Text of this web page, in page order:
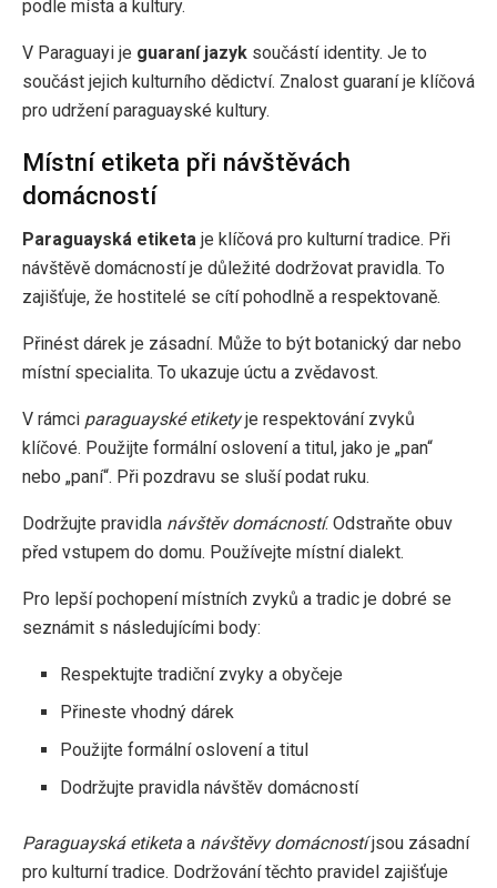
podle místa a kultury.
V Paraguayi je guaraní jazyk součástí identity. Je to
součást jejich kulturního dědictví. Znalost guaraní je klíčová
pro udržení paraguayské kultury.
Místní etiketa při návštěvách
domácností
Paraguayská etiketa je klíčová pro kulturní tradice. Při
návštěvě domácností je důležité dodržovat pravidla. To
zajišťuje, že hostitelé se cítí pohodlně a respektovaně.
Přinést dárek je zásadní. Může to být botanický dar nebo
místní specialita. To ukazuje úctu a zvědavost.
V rámci paraguayské etiketyje respektování zvyků
klíčové. Použijte formální oslovení a titul, jako je „pan“
nebo „paní“. Při pozdravu se sluší podat ruku.
Dodržujte pravidla návštěv domácností. Odstraňte obuv
před vstupem do domu. Používejte místní dialekt.
Pro lepší pochopení místních zvyků a tradic je dobré se
seznámit s následujícími body:
Respektujte tradiční zvyky a obyčeje
Přineste vhodný dárek
Použijte formální oslovení a titul
Dodržujte pravidla návštěv domácností
Paraguayská etiketa a návštěvy domácnostíjsou zásadní
pro kulturní tradice. Dodržování těchto pravidel zajišťuje